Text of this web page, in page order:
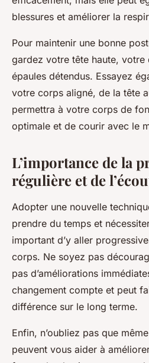
blessures et améliorer la
Pour maintenir une bonne
gardez votre tête haute,
épaules détendus. Essayez
votre corps aligné, de la tête
permettra à votre corps de
optimale et de courir avec le
L’importance de la
régulière et de
Adopter une nouvelle
prendre du temps et
important d’y aller
corps. Ne soyez pas
pas d’améliorations
changement compte et peut
différence sur le long terme.
Enfin, n’oubliez pas que
peuvent vous aider à